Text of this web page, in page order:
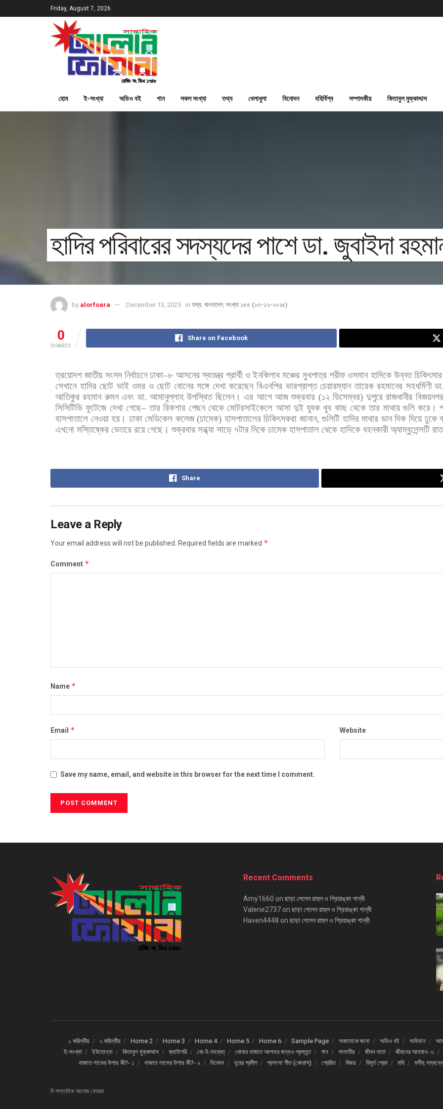
Friday, August 7, 2026
হোম ই-সংখ্যা অডিও বই গান সকল সংখ্যা তথ্য খেলাধুলা বিনোদন বহির্বিশ্ব সম্পাদকীয় কিতাবুল মুক্কাদ্দাস
হাদির পরিবারের সদস্যদের পাশে ডা. জুবাইদা
by alorfoara December 13, 2025 in তথ্য, বাংলাদেশ, সংখ্যা ১৫৫ (১৩-১২-২০২৫)
0
SHARES
Share on Facebook
ত্রয়োদশ জাতীয় সংসদ নির্বাচনে ঢাকা–৮ আসনের স্বতন্ত্র প্রার্থী ও ইনকিলাব মঞ্চের মুখপাত্র শরীফ ওসমান হাদিকে উন্নত চিকিৎসার
সেখানে হাদির ছোট ভাই ওমর ও ছোট বোনের সঙ্গে দেখা করেছেন বিএনপির ভারপ্রাপ্ত চেয়ারম্যান তারেক রহমানের সহধর্মিণী ডা.
আতিকুর রহমান রুমন এবং ডা.আমানুল্লাহ উপস্থিত ছিলেন। এর আগে আজ শুক্রবার (১২ ডিসেম্বর) দুপুরে রাজধানীর বিজয়নগর
সিসিটিভি ফুটেজে দেখা গেছে–তার রিকশার পেছন থেকে মোটরসাইকেলে আসা দুই যুবক খুব কাছ থেকে তার মাথায় গুলি করে।
হাসপাতালে নেওয়া হয়। ঢাকা মেডিকেল কলেজ(ঢামেক) হাসপাতালের চিকিৎসকরা জানান,গুলিটি হাদির মাথার ডান দিক দিয়ে ঢুকে
এখনো মস্তিষ্কের ভেতরে রয়ে গেছে। শুক্রবার সন্ধ্যা সাড়ে ৭টার দিকে ঢামেক হাসপাতাল থেকে হাদিকে বহনকারী অ্যাম্বুলেন্সটি রাত
Share
Leave a Reply
Your email address will not be published. Required fields are marked *
Comment *
Name *
Email * Website
Save my name, email, and website in this browser for the next time I comment.
Recent Comments
Amy1660 on ছাড়া পেলেন রাহুল ও প্রিয়াঙ্কা গান্ধী
Valerie2737 on ছাড়া পেলেন রাহুল ও প্রিয়াঙ্কা গান্ধী
Haven4448 on ছাড়া পেলেন রাহুল ও প্রিয়াঙ্কা গান্ধী
১ করিন্থীয় ২ করিন্থীয় Home 2 Home 3 Home 4 Home 5 Home 6 Sample Page অজানাকে জানা অডিও বই অভিযান
ই-সংখ্যা
ইউহোন্না কিতাবুল মুক্কাদ্দাস ক্যাটাগরি খো-ই-মহব্বত্ খোদার নাজাত আপনার জন্যও প্রস্তুত গান গালাতীয় জীবন দাতা জীবনের আহবান- ৩
নাজাত লাভের উপায় কী?- ১
নাজাত লাভের উপায় কী?- ২ নিবেদন নূরের প্রদীপ প্রশংসা গীত (কোরাস্) প্রেরিত বিজয় বিমূর্ত প্রেম মথি মসীহ্
দি সাপ্তাহিক আলোর ফোয়ারা